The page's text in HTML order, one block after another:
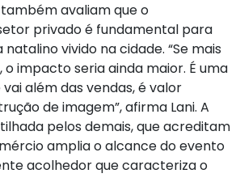
avaliam que o
privado é fundamental para
vivido na cidade. “Se mais
o impacto seria ainda maior. É uma
além das vendas, é valor
de imagem”, afirma Lani. A
pelos demais, que acreditam
amplia o alcance do evento
acolhedor que caracteriza o